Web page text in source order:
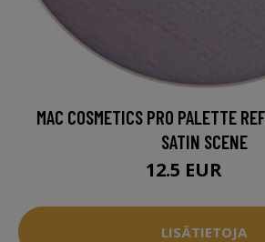
MAC COSMETICS PRO PALETTE
SATIN SCENE
12.5 EUR
LISÄTIETOJA